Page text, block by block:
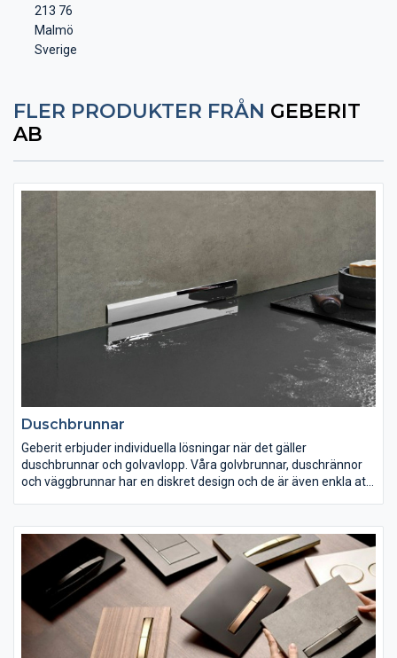
213 76
Malmö
Sverige
FLER PRODUKTER FRÅN GEBERIT
AB
Duschbrunnar
Geberit erbjuder individuella lösningar när det gäller
duschbrunnar och golvavlopp. Våra golvbrunnar, duschrännor
och väggbrunnar har en diskret design och de är även enkla att
exakt efter befintliga byggörhållanden i badrummet och dina
egna önskemål om det perfekta badrummet.